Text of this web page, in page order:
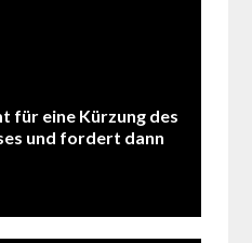
für eine Kürzung des
und fordert dann